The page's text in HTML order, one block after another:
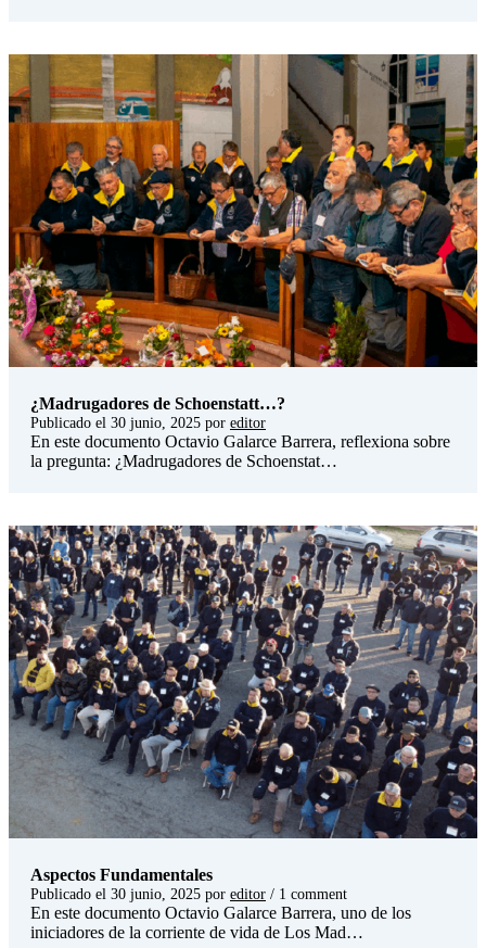
¿Madrugadores de Schoenstatt…?
Publicado el 30 junio, 2025 por editor
En este documento Octavio Galarce Barrera, reflexiona sobre
la pregunta: ¿Madrugadores de Schoenstat…
Aspectos Fundamentales
Publicado el 30 junio, 2025 por editor / 1 comment
En este documento Octavio Galarce Barrera, uno de los
iniciadores de la corriente de vida de Los Mad…